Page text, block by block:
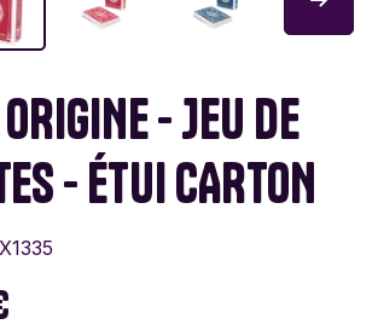
- JEU DE
- ÉTUI CARTON